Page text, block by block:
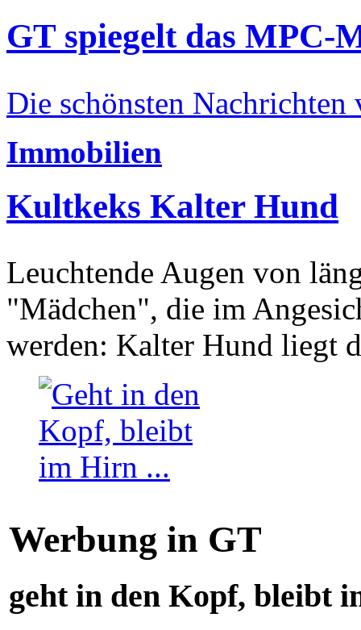
GT spiegelt das MPC-
Die schönsten Nachrichten
Immobilien
Kultkeks Kalter Hund
Leuchtende Augen von
"Mädchen", die im
werden: Kalter Hund liegt
Werbung in GT
geht in den Kopf, bleibt